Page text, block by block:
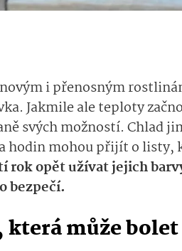
i přenosným
Jakmile ale teploty
svých možností. Chlad
hodin mohou přijít o listy,
rok opět užívat jejich
bezpečí.
která může bolet